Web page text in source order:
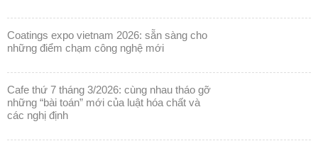
coatings expo vietnam 2026: sẵn sàng cho
những điểm chạm công nghệ mới
cafe thứ 7 tháng 3/2026: cùng nhau tháo gỡ
những “bài toán” mới của luật hóa chất và
các nghị định